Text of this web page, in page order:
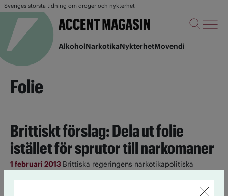
Sveriges största tidning om droger och nykterhet
AlkoholNarkotikaNykterhetMovendi
Folie
Brittiskt förslag: Dela ut folie
istället för sprutor till narkomaner
1 februari 2013 Brittiska regeringens narkotikapolitiska